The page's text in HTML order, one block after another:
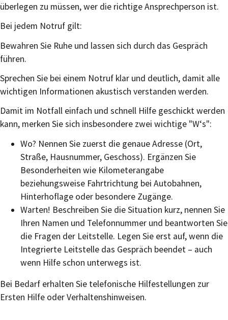
überlegen zu müssen, wer die richtige Ansprechperson ist.
Bei jedem Notruf gilt:
Bewahren Sie Ruhe und lassen sich durch das Gespräch
führen.
Sprechen Sie bei einem Notruf klar und deutlich, damit alle
wichtigen Informationen akustisch verstanden werden.
Damit im Notfall einfach und schnell Hilfe geschickt werden
kann, merken Sie sich insbesondere zwei wichtige "W‘s":
Wo? Nennen Sie zuerst die genaue Adresse (Ort,
Straße, Hausnummer, Geschoss). Ergänzen Sie
Besonderheiten wie Kilometerangabe
beziehungsweise Fahrtrichtung bei Autobahnen,
Hinterhoflage oder besondere Zugänge.
Warten! Beschreiben Sie die Situation kurz, nennen Sie
Ihren Namen und Telefonnummer und beantworten Sie
die Fragen der Leitstelle. Legen Sie erst auf, wenn die
Integrierte Leitstelle das Gespräch beendet – auch
wenn Hilfe schon unterwegs ist.
Bei Bedarf erhalten Sie telefonische Hilfestellungen zur
Ersten Hilfe oder Verhaltenshinweisen.